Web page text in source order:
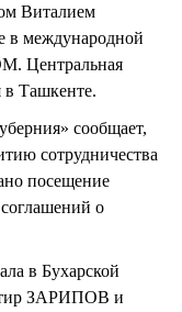
Виталием
международной
Центральная
в Ташкенте.
сообщает,
сотрудничества
посещение
о
в Бухарской
ЗАРИПОВ и